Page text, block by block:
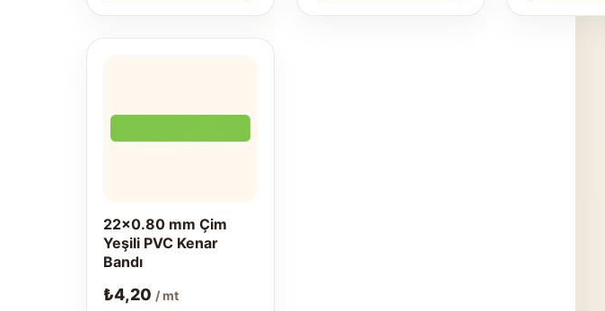
22x0.80 mm Çim
Yeşili PVC Kenar
Bandı
₺4,20 / mt